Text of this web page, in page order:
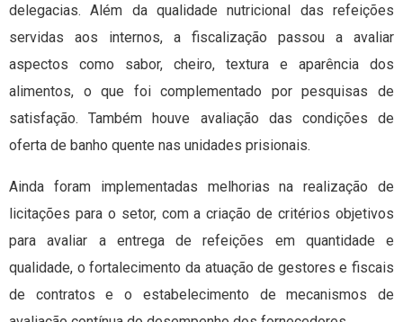
delegacias. Além da qualidade nutricional das refeições
servidas aos internos, a fiscalização passou a avaliar
aspectos como sabor, cheiro, textura e aparência dos
alimentos, o que foi complementado por pesquisas de
satisfação. Também houve avaliação das condições de
oferta de banho quente nas unidades prisionais.
Ainda foram implementadas melhorias na realização de
licitações para o setor, com a criação de critérios objetivos
para avaliar a entrega de refeições em quantidade e
qualidade, o fortalecimento da atuação de gestores e fiscais
de contratos e o estabelecimento de mecanismos de